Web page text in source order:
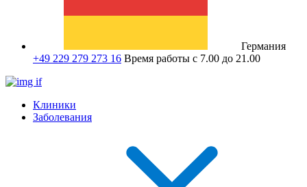
Германия
+49 229 279 273 16 Время работы с 7.00 до 21.00
Клиники
Заболевания